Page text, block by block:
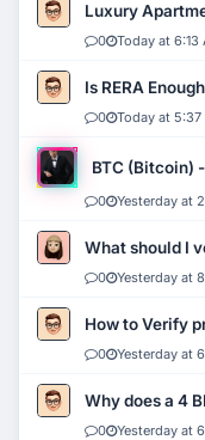
Luxury
0 Today at 6:13
Is RERA
0 Today at 5:37
BTC (Bitcoin)
0 Yesterday at
What should I
0 Yesterday at
How to Verify
0 Yesterday at
Why does a 4
0 Yesterday at